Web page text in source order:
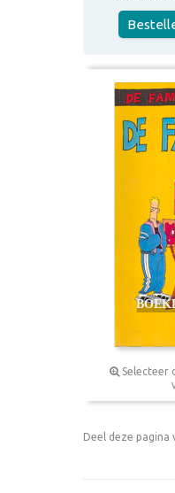
Selecteer
Deel deze pagina